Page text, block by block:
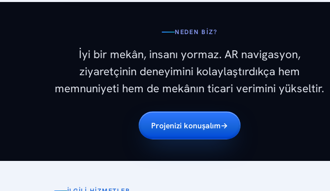
NEDEN BIZ?
İyi bir mekân, insanı yormaz. AR navigasyon,
ziyaretçinin deneyimini kolaylaştırdıkça hem
memnuniyeti hem de mekânın ticari verimini yükseltir.
Projenizi konuşalım→